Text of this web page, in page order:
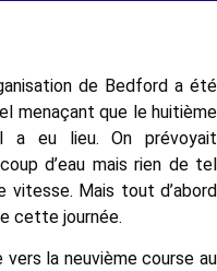
de Bedford a été
menaçant que le huitième
a eu lieu. On prévoyait
d’eau mais rien de tel
vitesse. Mais tout d’abord
cette journée.
la neuvième course au